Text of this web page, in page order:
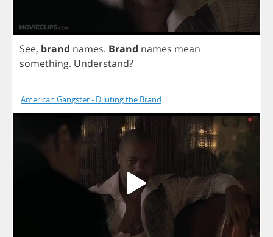
See, brand names. Brand names mean
something. Understand?
American Gangster - Diluting the Brand